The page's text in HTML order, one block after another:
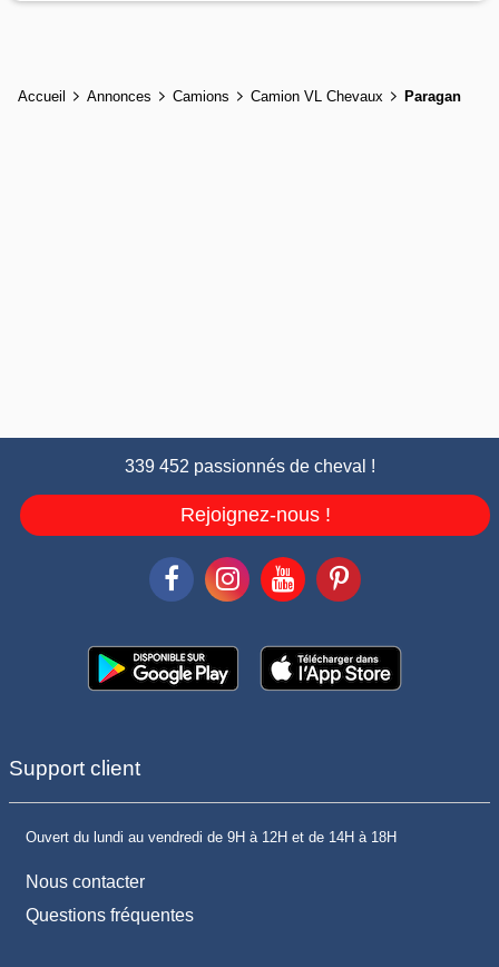
Accueil Annonces Camions Camion VL Chevaux Paragan
339 452 passionnés de cheval !
Rejoignez-nous !
Support client
Ouvert du lundi au vendredi de 9H à 12H et de 14H à 18H
Nous contacter
Questions fréquentes